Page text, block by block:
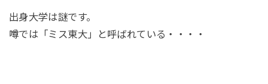
出身大学は謎です。
噂では「ミス東大」と呼ばれている・・・・